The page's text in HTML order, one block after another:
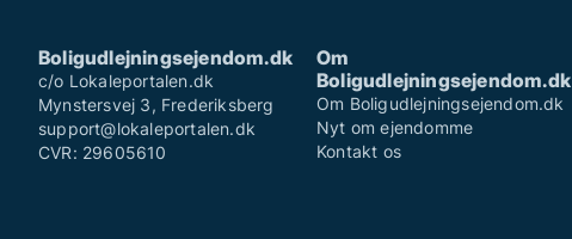
Boligudlejningsejendom.dk
c/o Lokaleportalen.dk
Mynstersvej 3, Frederiksberg
support@lokaleportalen.dk
CVR: 29605610
Om
Boligudlejningsejendom.dk
Om Boligudlejningsejendom.dk
Nyt om ejendomme
Kontakt os